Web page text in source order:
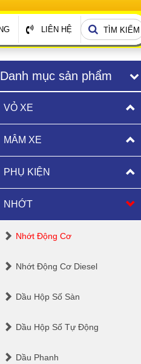
LIÊN HỆ TÌM KIẾM
Danh mục sản phẩm
VỎ XE
MÂM XE
PHỤ KIỆN
NHỚT
Nhớt Động Cơ
Nhớt Động Cơ Diesel
Dầu Hộp Số Sàn
Dầu Hộp Số Tự Động
Dầu Phanh